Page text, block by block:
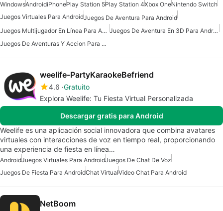
WindowsAndroidiPhonePlay Station 5Play Station 4Xbox OneNintendo Switch
Juegos Virtuales Para AndroidJuegos De Aventura Para Android
Juegos Multijugador En Línea Para Android Gratis
Juegos De Aventura En 3D Para Android
Juegos De Aventuras Y Accion Para Android
weelife-PartyKaraokeBefriend
4.6 Gratuito
Explora Weelife: Tu Fiesta Virtual Personalizada
Descargar gratis para Android
Weelife es una aplicación social innovadora que combina avatares
virtuales con interacciones de voz en tiempo real, proporcionando
una experiencia de fiesta en línea…
AndroidJuegos Virtuales Para AndroidJuegos De Chat De Voz
Juegos De Fiesta Para AndroidChat VirtualVideo Chat Para Android
NetBoom